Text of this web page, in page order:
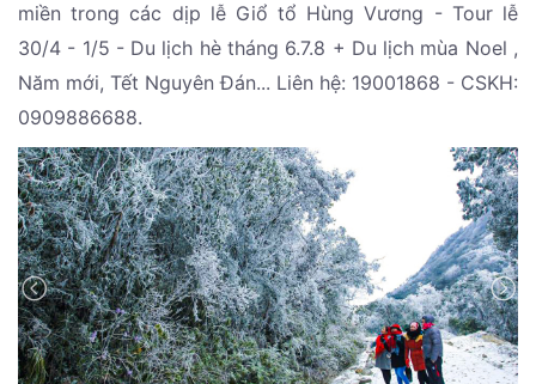
miền trong các dịp lễ Giổ tổ Hùng Vương - Tour lễ
30/4 - 1/5 - Du lịch hè tháng 6.7.8 + Du lịch mùa Noel ,
Năm mới, Tết Nguyên Đán... Liên hệ: 19001868 - CSKH:
0909886688.